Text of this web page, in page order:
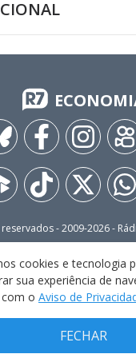
- 2009-2026-
FALE CONOSCO
TERMOS E CONDIÇÕES DE
cookies e tecnologia
sua experiência de
o Aviso de
FECHAR